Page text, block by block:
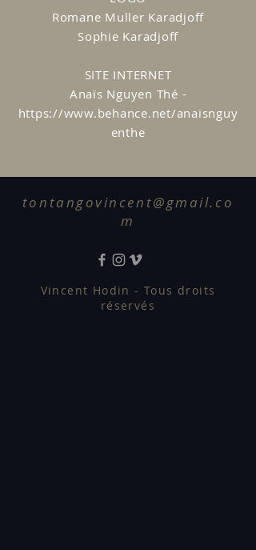
Romane Muller Karadjoff
Sophie Karadjoff
SITE INTERNET
Anaïs Nguyen Thé -
https://www.behance.net/anaisnguy
enthe
tontangovincent@gmail.co
m
Vincent Hodin - Tous droits
réservés